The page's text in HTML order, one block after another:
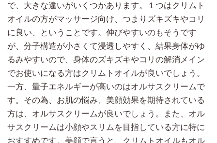
で、大きな違いがいくつかあります。１つはクリムト
オイルの方がマッサージ向け、つまりズキズキやコリ
に良い、ということです。伸びやすいのもそうです
が、分子構造が小さくて浸透しやすく、結果身体がゆ
るみやすいので、身体のズキズキやコリの解消メイン
でお使いになる方はクリムトオイルが良いでしょう。
一方、量子エネルギーが高いのはオルサスクリームで
す。その為、お肌の悩み、美顔効果を期待されている
方は、オルサスクリームが良いでしょう。また、オル
サスクリームは小顔やスリムを目指している方に特に
おすすめです。美顔で言うと、クリムトオイルもオル